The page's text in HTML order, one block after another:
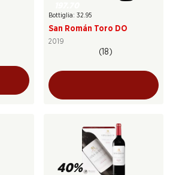
Bottiglia: 32.95
San Román Toro DO
2019
(18)
40%